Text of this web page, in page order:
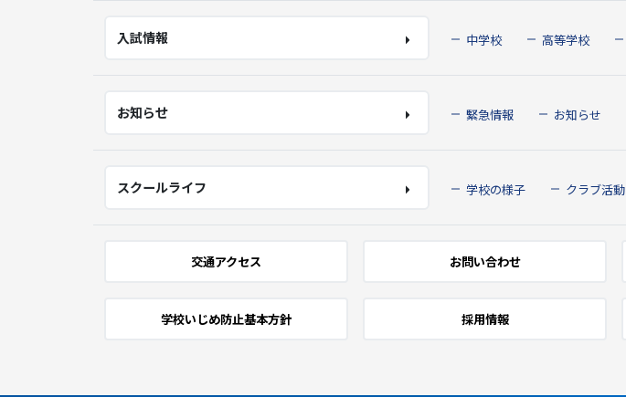
入試情報 中学校 高等学校
お知らせ 緊急情報 お知らせ
スクールライフ 学校の様子 クラブ活動
交通アクセス お問い合わせ
学校いじめ防止基本方針 採用情報